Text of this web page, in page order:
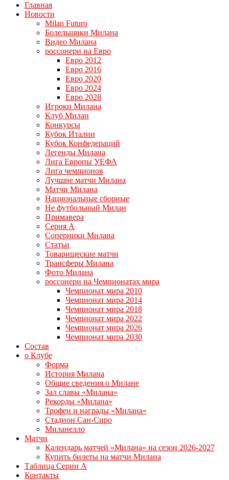
Главная
Новости
Milan Futuro
Болельщики Милана
Видео Милана
россонери на Евро
Евро 2012
Евро 2016
Евро 2020
Евро 2024
Евро 2028
Игроки Милана
Клуб Милан
Конкурсы
Кубок Италии
Кубок Конфедераций
Легенды Милана
Лига Европы УЕФА
Лига чемпионов
Лучшие матчи Милана
Матчи Милана
Национальные сборные
Не футбольный Милан
Примавера
Серия А
Соперники Милана
Статьи
Товарищеские матчи
Трансферы Милана
Фото Милана
россонери на Чемпионатах мира
Чемпионат мира 2010
Чемпионат мира 2014
Чемпионат мира 2018
Чемпионат мира 2022
Чемпионат мира 2026
Чемпионат мира 2030
Состав
о Клубе
Форма
История Милана
Общие сведения о Милане
Зал славы «Милана»
Рекорды «Милана»
Трофеи и награды «Милана»
Стадион Сан-Сиро
Миланелло
Матчи
Календарь матчей «Милана» на сезон 2026-2027
Купить билеты на матчи Милана
Таблица Серии А
Контакты